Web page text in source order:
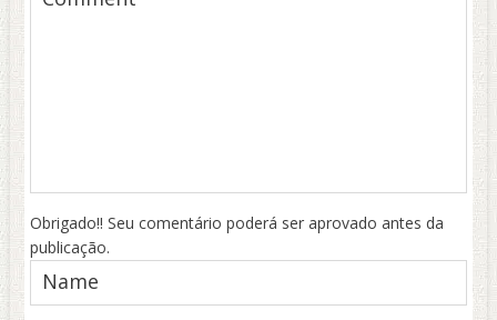
Obrigado!! Seu comentário poderá ser aprovado antes da
publicação.